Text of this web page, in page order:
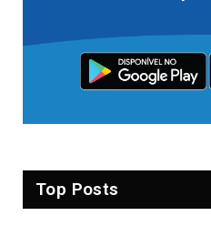
Top Posts